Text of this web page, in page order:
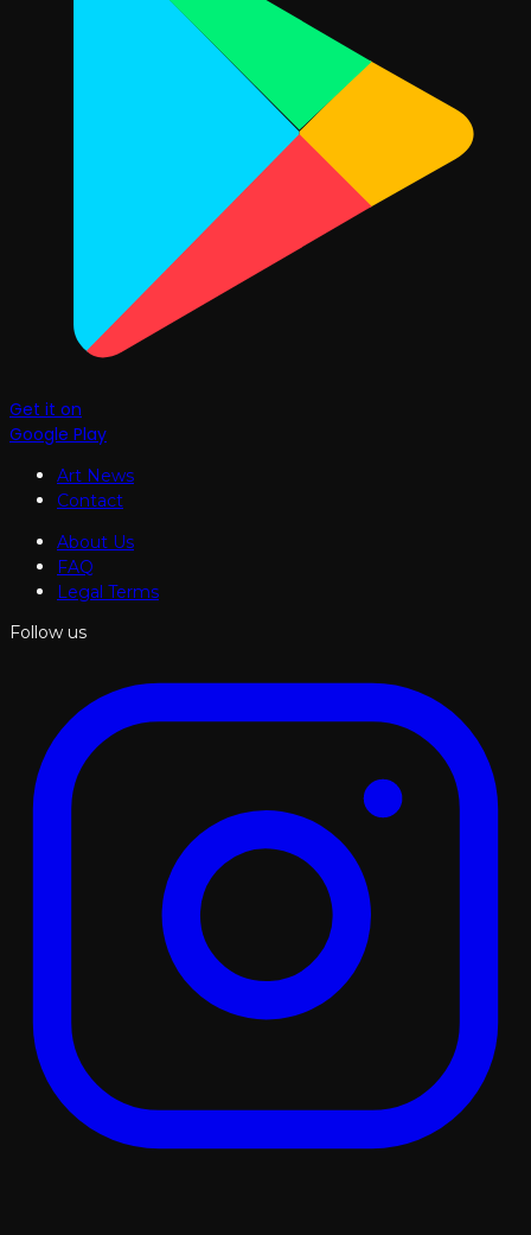
Get it on
Google Play
Art News
Contact
About Us
FAQ
Legal Terms
Follow us